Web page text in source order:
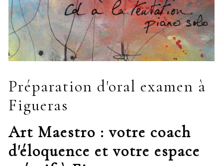
Préparation d'oral examen à
Figueras
Art Maestro : votre coach
d'éloquence et votre espace